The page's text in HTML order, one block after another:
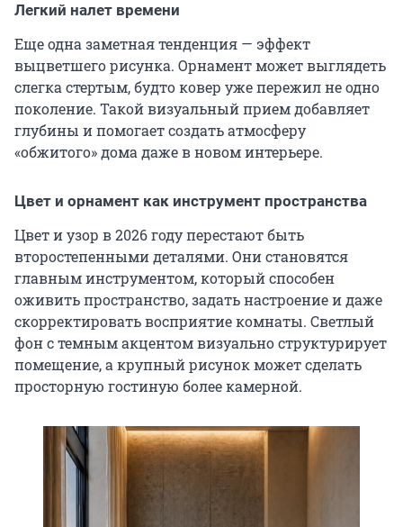
Легкий налет времени
Еще одна заметная тенденция — эффект
выцветшего рисунка. Орнамент может выглядеть
слегка стертым, будто ковер уже пережил не одно
поколение. Такой визуальный прием добавляет
глубины и помогает создать атмосферу
«обжитого» дома даже в новом интерьере.
Цвет и орнамент как инструмент пространства
Цвет и узор в 2026 году перестают быть
второстепенными деталями. Они становятся
главным инструментом, который способен
оживить пространство, задать настроение и даже
скорректировать восприятие комнаты. Светлый
фон с темным акцентом визуально структурирует
помещение, а крупный рисунок может сделать
просторную гостиную более камерной.